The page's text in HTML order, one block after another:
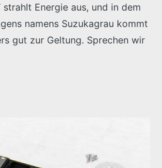
Energie aus, und in dem
namens Suzukagrau kommt
gut zur Geltung. Sprechen wir